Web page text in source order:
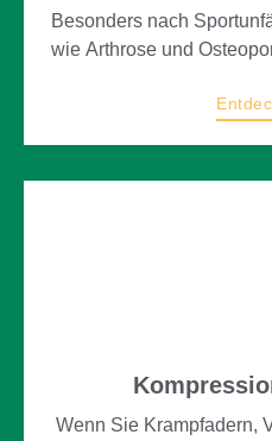
Besonders nach
wie Arthrose und
Gefühl der Sicherheit
Wenn Sie Krampfadern,